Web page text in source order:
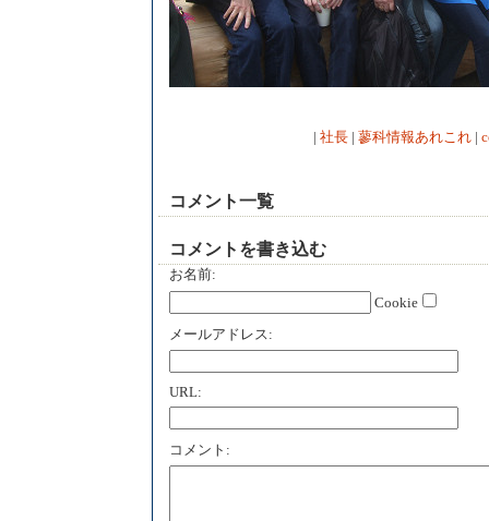
| 社長 | 蓼科情報あれこれ |
コメント一覧
コメントを書き込む
お名前:
Cookie
メールアドレス:
URL:
コメント: